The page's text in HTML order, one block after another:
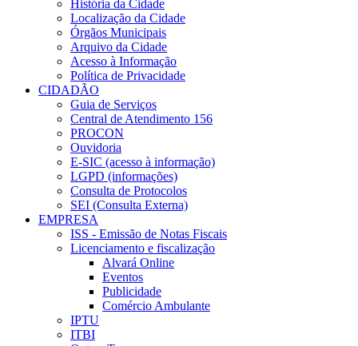
História da Cidade
Localização da Cidade
Órgãos Municipais
Arquivo da Cidade
Acesso à Informação
Política de Privacidade
CIDADÃO
Guia de Serviços
Central de Atendimento 156
PROCON
Ouvidoria
E-SIC (acesso à informação)
LGPD (informações)
Consulta de Protocolos
SEI (Consulta Externa)
EMPRESA
ISS - Emissão de Notas Fiscais
Licenciamento e fiscalização
Alvará Online
Eventos
Publicidade
Comércio Ambulante
IPTU
ITBI